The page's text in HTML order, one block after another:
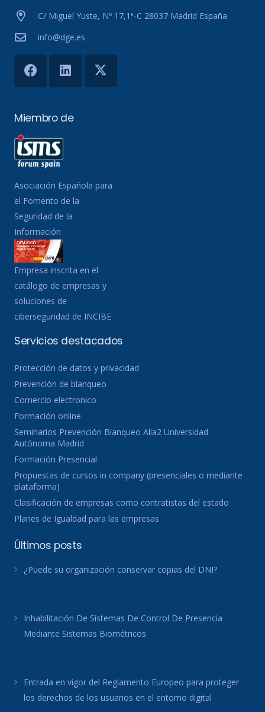
C/ Miguel Yuste, Nº 17,1ª-C 28037 Madrid España
info@dge.es
Miembro de
Asociación Española para
el Fomento de la
Seguridad de la
Información
Empresa inscrita en el
catálogo de empresas y
soluciones de
ciberseguridad de INCIBE
Servicios destacados
Protección de datos y privacidad
Prevención de blanqueo
Comercio electronico
Formación online
Seminarios Prevención Blanqueo Alia2 Universidad
Autónoma Madrid
Formación Presencial
Propuestas de cursos in company (presenciales o mediante
plataforma)
Clasificación de empresas como contratistas del estado
Planes de Igualdad para las empresas
Últimos posts
¿Puede su organización conservar copias del DNI?
Inhabilitación De Sistemas De Control De Presencia
Mediante Sistemas Biométricos
Entrada en vigor del Reglamento Europeo para proteger
los derechos de los usuarios en el entorno digital